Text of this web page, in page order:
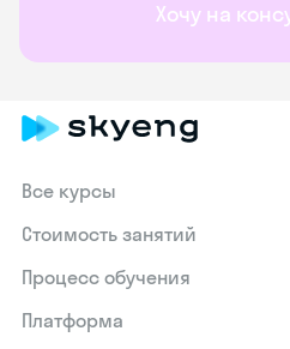
Хочу на
Все курсы
Стоимость занятий
Процесс обучения
Платформа